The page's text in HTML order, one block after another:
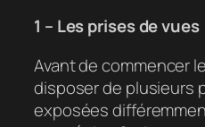
1 – Les prises de vues
Avant de commencer
disposer de plusieurs
exposées